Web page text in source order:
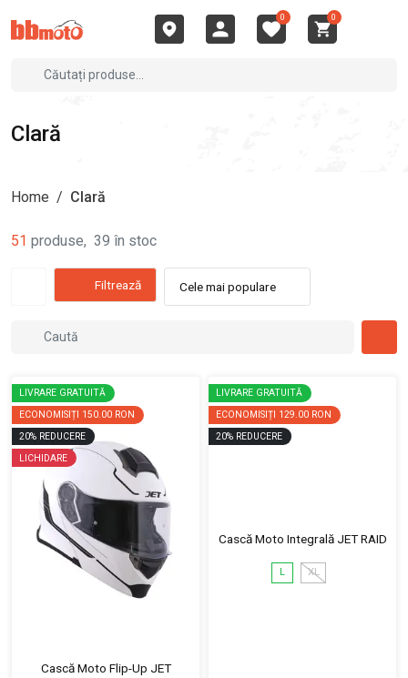
0 0
Clară
Home / Clară
51 produse, 39 în stoc
Filtrează Cele mai populare
LIVRARE GRATUITĂ
ECONOMISIȚI 150.00 RON
20% REDUCERE
LICHIDARE
Cască Moto Flip-Up JET
LIVRARE GRATUITĂ
ECONOMISIȚI 129.00 RON
20% REDUCERE
Cască Moto Integrală JET RAID
L XL